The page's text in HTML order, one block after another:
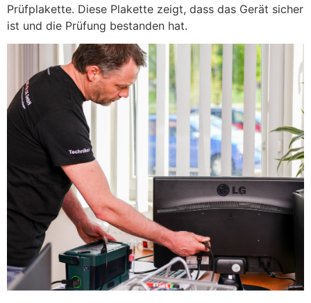
Prüfplakette. Diese Plakette zeigt, dass das Gerät sicher
ist und die Prüfung bestanden hat.